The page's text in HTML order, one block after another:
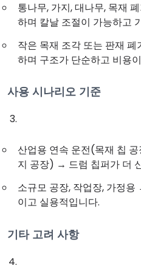
통나무, 가지, 대나무, 목재
하며 칼날 조절이 가능하고
작은 목재 조각 또는 판재
하며 구조가 단순하고 비용
사용 시나리오 기준
산업용 연속 운전(목재 칩
지 공장) → 드럼 칩퍼가 더
소규모 공장, 작업장, 가정
이고 실용적입니다.
기타 고려 사항